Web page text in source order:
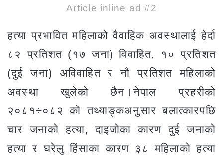
Article inline ad #2
हत्या प्रभावित महिलाको वैवाहिक अवस्थालाई हेर्दा
८२ प्रतिशत (१७ जना) विवाहित, १० प्रतिशत
(दुई जना) अविवाहित र नौ प्रतिशत महिलाको
अवस्था खुलेको छैन।नेपाल प्रहरीको
२०८१÷०८२ को तथ्याङ्कअनुसार बलात्कारपछि
चार जनाको हत्या, दाइजोका कारण दुई जनाको
हत्या र घरेलु हिंसाका कारण ३८ महिलाको हत्या